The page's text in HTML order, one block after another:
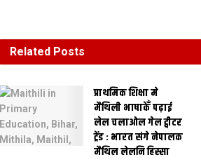
Related Posts
प्राथमिक शि‍क्षा मे
मैथि‍ली भाषाकेँ पढ़ाई
लेल चलाओल गेल ट्वीटर
ट्रेंड : भारत संगे नेपालक
मैथिल लेलनि हिस्सा